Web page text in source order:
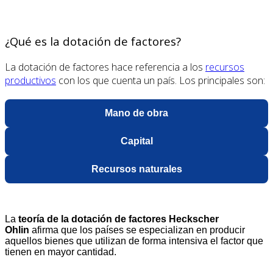
¿Qué es la dotación de factores?
La dotación de factores hace referencia a los recursos
productivos con los que cuenta un país. Los principales son:
Mano de obra
Capital
Recursos naturales
La teoría de la dotación de factores Heckscher
Ohlin afirma que los países se especializan en producir
aquellos bienes que utilizan de forma intensiva el factor que
tienen en mayor cantidad.